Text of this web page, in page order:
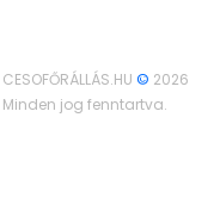
CESOFŐRÁLLÁS.HU© 2026
Minden jog fenntartva.